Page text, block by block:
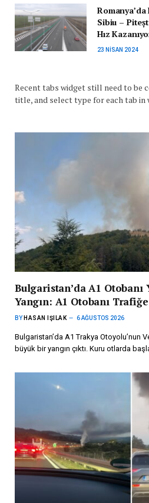
Sibiu –
Hız
23 NISAN 2024
Recent tabs widget still need to be
title, and select type for each tab in
Bulgaristan’da A1 Otobanı
Yangın: A1 Otobanı
BY HASAN IŞILAK 6 AĞUSTOS 2026
Bulgaristan’da A1 Trakya Otoyolu’nun
büyük bir yangın çıktı. Kuru otlarda